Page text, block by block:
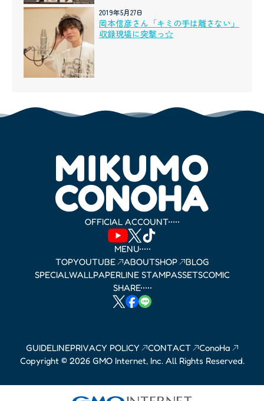
2019年5月27日
岡本信彦さん「キミの手は離さない」
収録現場に突撃っ☆
OFFICIAL ACCOUNT
MENU
TOPYOUTUBE ABOUTSHOP
BLOG
SPECIALWALLPAPERLINE STAMPASSETSCOMIC
SHARE
GUIDELINEPRIVACY POLICY CONTACT ConoHa
Copyright © 2026 GMO Internet, Inc. All Rights Reserved.